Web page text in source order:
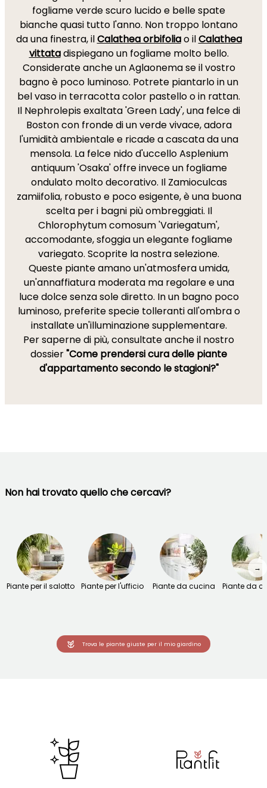
fogliame verde scuro lucido e belle spate
bianche quasi tutto l'anno. Non troppo lontano
da una finestra, ilCalathea orbifoliao ilCalathea
vittatadispiegano un fogliame molto bello.
Considerate anche un Aglaonema se il vostro
bagno è poco luminoso. Potrete piantarlo in un
bel vaso in terracotta color pastello o in rattan.
Il Nephrolepis exaltata 'Green Lady', una felce di
Boston con fronde di un verde vivace, adora
l'umidità ambientale e ricade a cascata da una
mensola. La felce nido d'uccello Asplenium
antiquum 'Osaka' offre invece un fogliame
ondulato molto decorativo. Il Zamioculcas
zamiifolia, robusto e poco esigente, è una buona
scelta per i bagni più ombreggiati. Il
Chlorophytum comosum 'Variegatum',
accomodante, sfoggia un elegante fogliame
variegato. Scoprite la nostra selezione.
Queste piante amano un'atmosfera umida,
un'annaffiatura moderata ma regolare e una
luce dolce senza sole diretto. In un bagno poco
luminoso, preferite specie tolleranti all'ombra o
installate un'illuminazione supplementare.
Per saperne di più, consultate anche il nostro
dossier"Come prendersi cura delle piante
d'appartamento secondo le stagioni?"
Non hai trovato quello che cercavi?
Piante per il salotto Piante per l'ufficio Piante da cucina Piante da
→
Trova le piante giuste per il mio giardino